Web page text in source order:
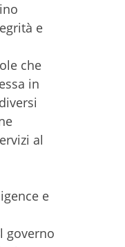
e
che
in
al
e
governo